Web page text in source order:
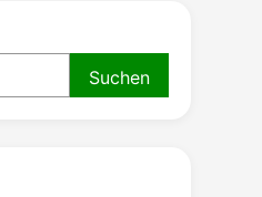
Suchen